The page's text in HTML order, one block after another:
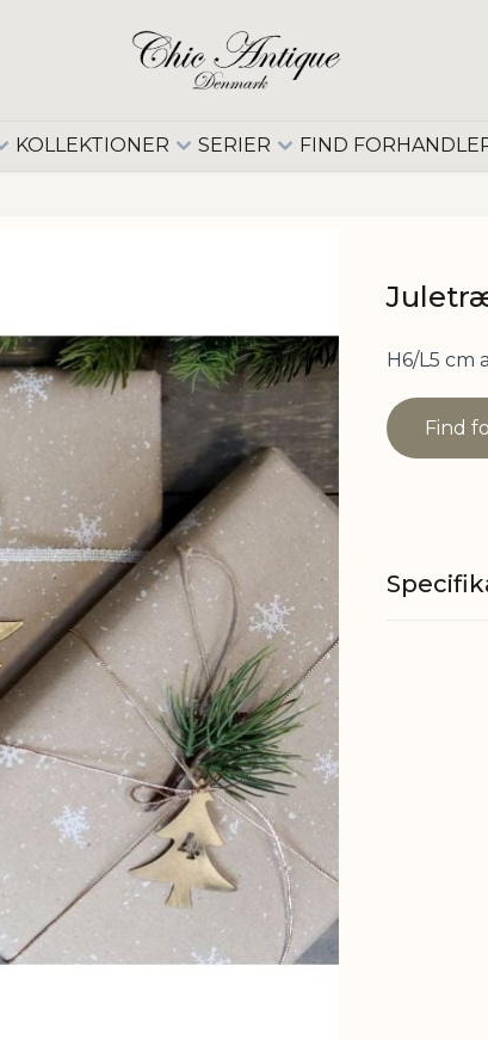
KOLLEKTIONER SERIER FIND
H6/L5 cm
Find